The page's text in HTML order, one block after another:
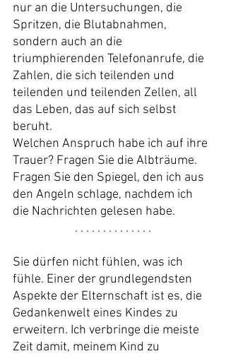
nur an die Untersuchungen, die
Spritzen, die Blutabnahmen,
sondern auch an die
triumphierenden Telefonanrufe, die
Zahlen, die sich teilenden und
teilenden und teilenden Zellen, all
das Leben, das auf sich selbst
beruht.
Welchen Anspruch habe ich auf ihre
Trauer? Fragen Sie die Albträume.
Fragen Sie den Spiegel, den ich aus
den Angeln schlage, nachdem ich
die Nachrichten gelesen habe.
. . . . . . . . . . . . . .
Sie dürfen nicht fühlen, was ich
fühle. Einer der grundlegendsten
Aspekte der Elternschaft ist es, die
Gedankenwelt eines Kindes zu
erweitern. Ich verbringe die meiste
Zeit damit, meinem Kind zu